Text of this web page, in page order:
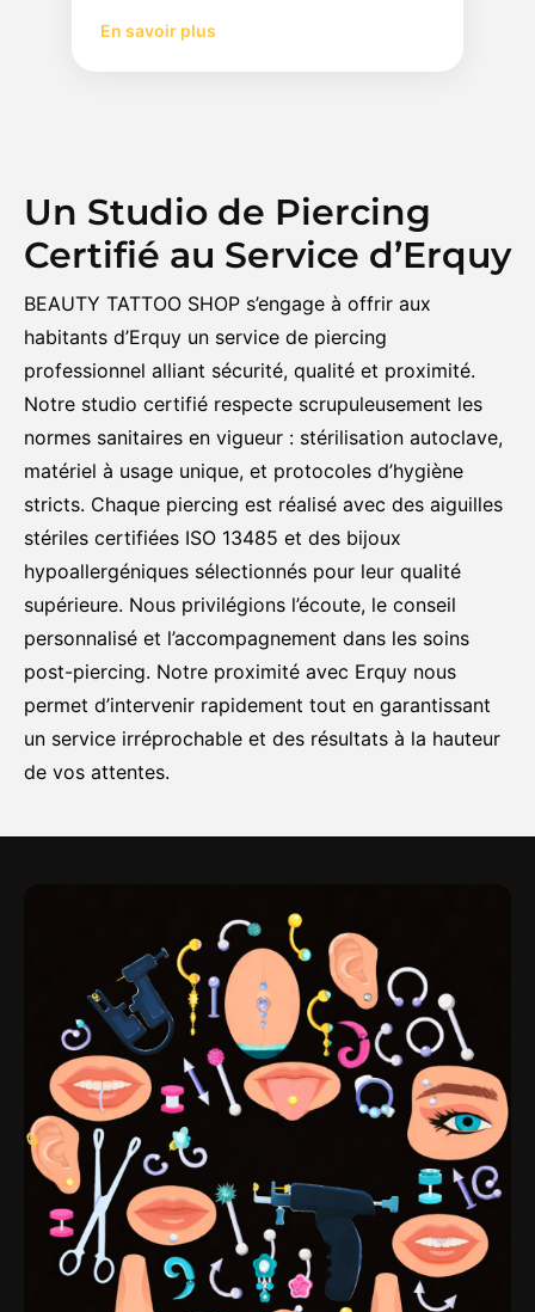
En savoir plus
Un Studio de Piercing
Certifié au Service d’Erquy
BEAUTY TATTOO SHOP s’engage à offrir aux
habitants d’Erquy un service de piercing
professionnel alliant sécurité, qualité et proximité.
Notre studio certifié respecte scrupuleusement les
normes sanitaires en vigueur : stérilisation autoclave,
matériel à usage unique, et protocoles d’hygiène
stricts. Chaque piercing est réalisé avec des aiguilles
stériles certifiées ISO 13485 et des bijoux
hypoallergéniques sélectionnés pour leur qualité
supérieure. Nous privilégions l’écoute, le conseil
personnalisé et l’accompagnement dans les soins
post-piercing. Notre proximité avec Erquy nous
permet d’intervenir rapidement tout en garantissant
un service irréprochable et des résultats à la hauteur
de vos attentes.